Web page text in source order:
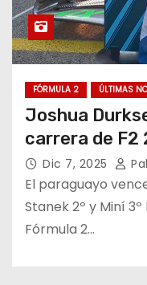
FÓRMULA 2 ÚLTIMAS
Joshua
carrera de F2
Dic 7, 2025
El paraguayo
Stanek 2º y Miní
Fórmula 2…